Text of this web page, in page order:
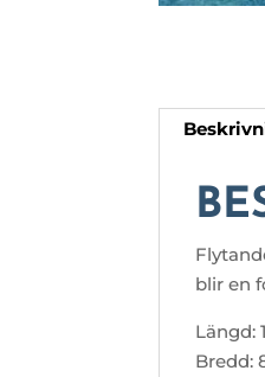
blir en
Längd:
Bredd: